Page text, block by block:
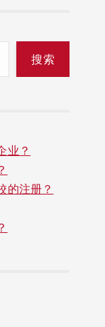
搜索
业？
的注册？